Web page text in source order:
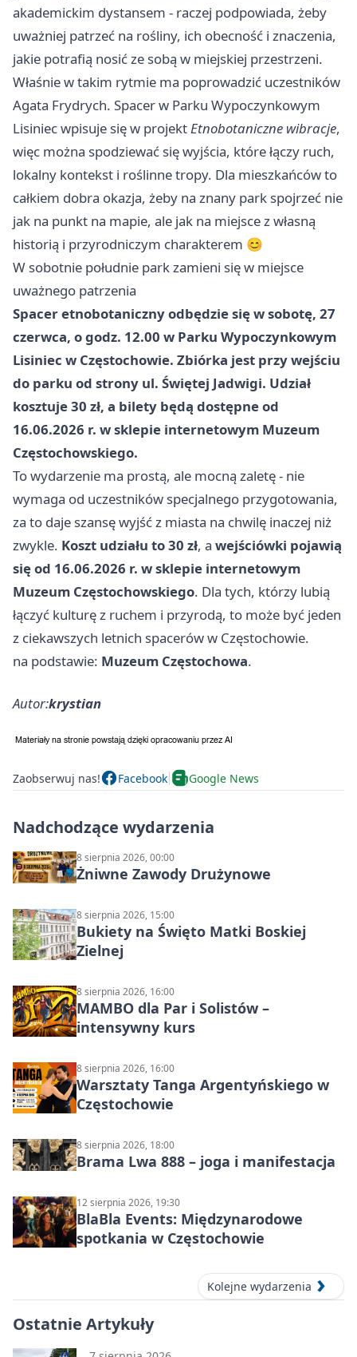
akademickim dystansem - raczej podpowiada, żeby
uważniej patrzeć na rośliny, ich obecność i znaczenia,
jakie potrafią nosić ze sobą w miejskiej przestrzeni.
Właśnie w takim rytmie ma poprowadzić uczestników
Agata Frydrych. Spacer w Parku Wypoczynkowym
Lisiniec wpisuje się w projektEtnobotaniczne wibracje,
więc można spodziewać się wyjścia, które łączy ruch,
lokalny kontekst i roślinne tropy. Dla mieszkańców to
całkiem dobra okazja, żeby na znany park spojrzeć nie
jak na punkt na mapie, ale jak na miejsce z własną
historią i przyrodniczym charakterem 😊
W sobotnie południe park zamieni się w miejsce
uważnego patrzenia
Spacer etnobotaniczny odbędzie się w sobotę, 27
czerwca, o godz. 12.00 w Parku Wypoczynkowym
Lisiniec w Częstochowie. Zbiórka jest przy wejściu
do parku od strony ul. Świętej Jadwigi. Udział
kosztuje 30 zł, a bilety będą dostępne od
16.06.2026 r. w sklepie internetowym Muzeum
Częstochowskiego.
To wydarzenie ma prostą, ale mocną zaletę - nie
wymaga od uczestników specjalnego przygotowania,
za to daje szansę wyjść z miasta na chwilę inaczej niż
zwykle. Koszt udziału to 30 zł, a wejściówki pojawią
się od 16.06.2026 r. w sklepie internetowym
Muzeum Częstochowskiego. Dla tych, którzy lubią
łączyć kulturę z ruchem i przyrodą, to może być jeden
z ciekawszych letnich spacerów w Częstochowie.
na podstawie: Muzeum Częstochowa.
Autor:krystian
Zaobserwuj nas! Facebook Google News
Nadchodzące wydarzenia
8 sierpnia 2026, 00:00
Żniwne Zawody Drużynowe
8 sierpnia 2026, 15:00
Bukiety na Święto Matki Boskiej
Zielnej
8 sierpnia 2026, 16:00
MAMBO dla Par i Solistów –
intensywny kurs
8 sierpnia 2026, 16:00
Warsztaty Tanga Argentyńskiego w
Częstochowie
8 sierpnia 2026, 18:00
Brama Lwa 888 – joga i manifestacja
12 sierpnia 2026, 19:30
BlaBla Events: Międzynarodowe
spotkania w Częstochowie
Kolejne wydarzenia
Ostatnie Artykuły